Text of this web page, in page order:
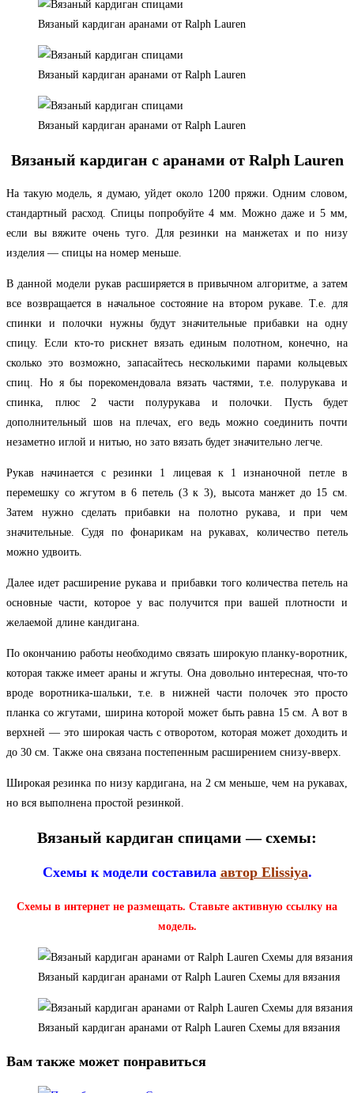
Вязаный кардиган аранами от Ralph Lauren
Вязаный кардиган аранами от Ralph Lauren
Вязаный кардиган аранами от Ralph Lauren
Вязаный кардиган с аранами от Ralph Lauren
На такую модель, я думаю, уйдет около 1200 пряжи. Одним словом,
стандартный расход. Спицы попробуйте 4 мм. Можно даже и 5 мм,
если вы вяжите очень туго. Для резинки на манжетах и по низу
изделия — спицы на номер меньше.
В данной модели рукав расширяется в привычном алгоритме, а затем
все возвращается в начальное состояние на втором рукаве. Т.е. для
спинки и полочки нужны будут значительные прибавки на одну
спицу. Если кто-то рискнет вязать единым полотном, конечно, на
сколько это возможно, запасайтесь несколькими парами кольцевых
спиц. Но я бы порекомендовала вязать частями, т.е. полурукава и
спинка, плюс 2 части полурукава и полочки. Пусть будет
дополнительный шов на плечах, его ведь можно соединить почти
незаметно иглой и нитью, но зато вязать будет значительно легче.
Рукав начинается с резинки 1 лицевая к 1 изнаночной петле в
перемешку со жгутом в 6 петель (3 к 3), высота манжет до 15 см.
Затем нужно сделать прибавки на полотно рукава, и при чем
значительные. Судя по фонарикам на рукавах, количество петель
можно удвоить.
Далее идет расширение рукава и прибавки того количества петель на
основные части, которое у вас получится при вашей плотности и
желаемой длине кандигана.
По окончанию работы необходимо связать широкую планку-воротник,
которая также имеет араны и жгуты. Она довольно интересная, что-то
вроде воротника-шальки, т.е. в нижней части полочек это просто
планка со жгутами, ширина которой может быть равна 15 см. А вот в
верхней — это широкая часть с отворотом, которая может доходить и
до 30 см. Также она связана постепенным расширением снизу-вверх.
Широкая резинка по низу кардигана, на 2 см меньше, чем на рукавах,
но вся выполнена простой резинкой.
Вязаный кардиган спицами — схемы:
Схемы к модели составила автор Elissiya.
Схемы в интернет не размещать. Ставьте активную ссылку на
модель.
Вязаный кардиган аранами от Ralph Lauren Схемы для вязания
Вязаный кардиган аранами от Ralph Lauren Схемы для вязания
Вам также может понравиться